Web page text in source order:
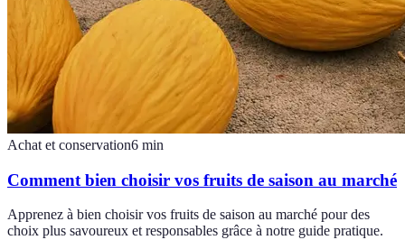
Achat et conservation6 min
Comment bien choisir vos fruits de saison au marché
Apprenez à bien choisir vos fruits de saison au marché pour des
choix plus savoureux et responsables grâce à notre guide pratique.